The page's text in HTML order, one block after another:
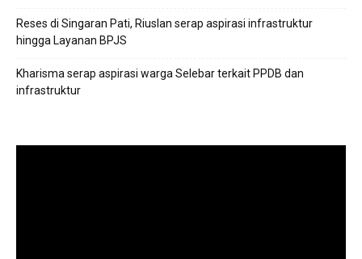
Reses di Singaran Pati, Riuslan serap aspirasi infrastruktur
hingga Layanan BPJS
Kharisma serap aspirasi warga Selebar terkait PPDB dan
infrastruktur